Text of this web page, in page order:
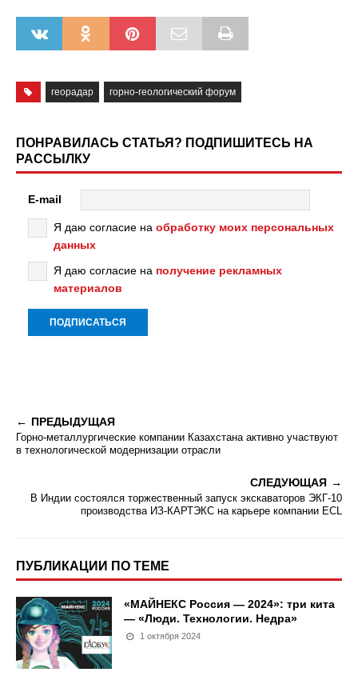
георадар горно-геологический форум
ПОНРАВИЛАСЬ СТАТЬЯ? ПОДПИШИТЕСЬ НА
РАССЫЛКУ
E-mail
Я даю согласие на обработку моих персональных
данных
Я даю согласие на получение рекламных
материалов
ПРЕДЫДУЩАЯ
Горно-металлургические компании Казахстана активно участвуют
в технологической модернизации отрасли
СЛЕДУЮЩАЯ
В Индии состоялся торжественный запуск экскаваторов ЭКГ-10
производства ИЗ-КАРТЭКС на карьере компании ECL
ПУБЛИКАЦИИ ПО ТЕМЕ
«МАЙНЕКС Россия — 2024»: три кита
— «Люди. Технологии. Недра»
1 октября 2024